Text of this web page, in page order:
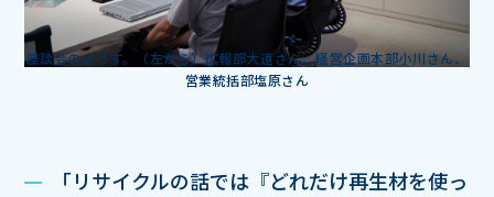
座談会のようす。（左から）広報部大道さん、経営企画本部小川さん、
営業統括部塩原さん
「リサイクルの話では『どれだけ再生材を使っ